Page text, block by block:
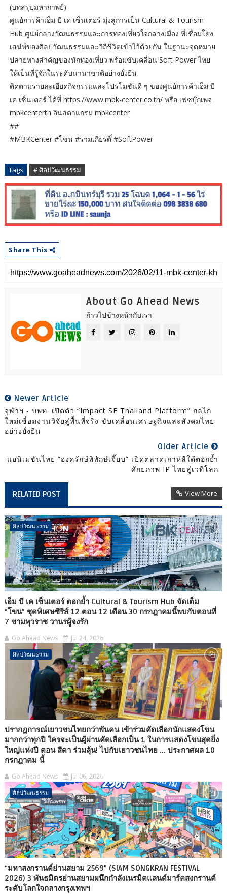
(บทสรุปมหากาพย์)
ศูนย์การค้าเอ็ม บี เค เซ็นเตอร์ มุ่งสู่การเป็น Cultural & Tourism
Hub ศูนย์กลางวัฒนธรรมและการท่องเที่ยวใจกลางเมือง ที่เชื่อมโยง
เสน่ห์ของศิลปวัฒนธรรมและวิถีชีวิตเข้าไว้ด้วยกัน ในฐานะจุดหมาย
ปลายทางสำคัญของนักท่องเที่ยว พร้อมขับเคลื่อน Soft Power ไทย
ให้เป็นที่รู้จักในระดับนานาชาติอย่างยั่งยืน
ติดตามรายละเอียดกิจกรรมและโปรโมชันดี ๆ ของศูนย์การค้าเอ็ม บี
เค เซ็นเตอร์ ได้ที่ https://www.mbk-center.co.th/ หรือ เฟซบุ๊กเพจ
mbkcenterth อินสตาแกรม mbkcenter
##
#MBKCenter #โขน #รามเกียรติ์ #SoftPower
Tags # ศิลปวัฒนธรรม
Share This
About Go Ahead News
ก้าวไปข้างหน้ากับเรา
Newer Article
จุฬาฯ - บพท. เปิดตัว “Impact SE Thailand Platform” กลไก
ใหม่เชื่อมงานวิจัยสู่พื้นที่จริง ขับเคลื่อนเศรษฐกิจและสังคมไทย
อย่างยั่งยืน
Older Article
แอนิเมชันไทย “องครักษ์พิทักษ์เจี๊ยบ” เปิดตลาดเกาหลีใต้ตอกย้ำ
ศักยภาพ IP ไทยสู่เวทีโลก
RELATED POST View More
ศิลปวัฒนธรรม
เอ็ม บี เค เซ็นเตอร์ ตอกย้ำ Cultural & Tourism Hub จัดเต็ม
“โขน” ชุดพิเศษซีรีส์ 12 ตอน 12 เดือน 30 กรกฎาคมนี้พบกับตอนที่
7 ชามพุวราช วานรผู้จงรัก
Go Ahead News Jul 24, 2026
ศิลปวัฒนธรรม
ปรากฏการณ์เยาวชนไทยกว่าพันคน เข้าร่วมคัดเลือกนักแสดงโขน
มากกว่าทุกปี ใครจะเป็นผู้ผ่านคัดเลือกเป็น 1 ในการแสดงโขนสุดยิ่ง
ใหญ่แห่งปี ตอน สีดา ร่วมลุ้น! ไปกับเยาวชนไทย ... ประกาศผล 10
กรกฎาคม นี้
Go Ahead News Jul 06, 2026
ศิลปวัฒนธรรม
“มหาสงกรานต์ย่านสยาม 2569” (SIAM SONGKRAN FESTIVAL
2026) 3 พันธมิตรย่านสยามผนึกกำลังเนรมิตแลนด์มาร์คสงกรานต์
ระดับโลกใจกลางกรุงเทพฯ